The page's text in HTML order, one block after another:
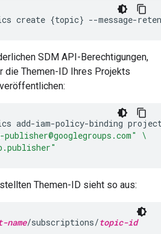
create {topic} --message-
SDM API-Berechtigungen,
die Themen-ID Ihres Projekts
add-iam-policy-binding
publisher@googlegroups.com"
\
Themen-ID sieht so aus:
/subscriptions/topic-id